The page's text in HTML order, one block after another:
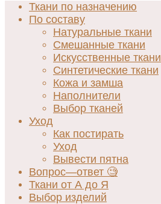
Ткани по назначению
По составу
Натуральные ткани
Смешанные ткани
Искусственные ткани
Синтетические ткани
Кожа и замша
Наполнители
Выбор тканей
Уход
Как постирать
Уход
Вывести пятна
Вопрос—ответ 🧐
Ткани от А до Я
Выбор изделий